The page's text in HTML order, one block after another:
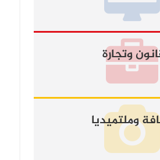
وتجارة
وملتميديا